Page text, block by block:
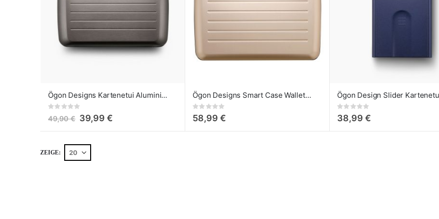
Ögon Designs Kartenetui Aluminium Smart Case V2 Titanium
Rating:
49,90 € 39,99 €
Ögon Designs Smart Case Wallet Large Rose-Gold
Rating:
58,99 €
Rating:
38,99 €
ZEIGE